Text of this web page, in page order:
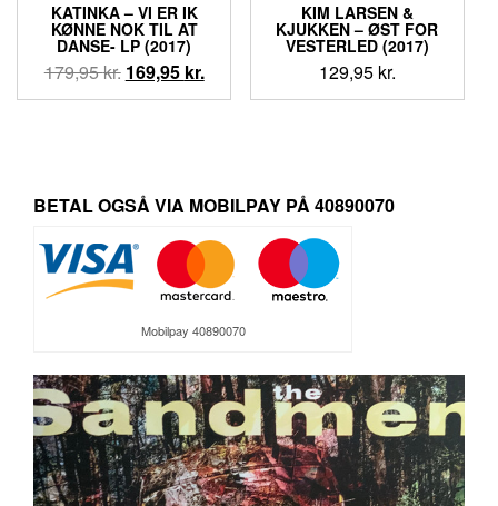
KATINKA – VI ER IK
KØNNE NOK TIL AT
DANSE- LP (2017)
179,95kr. Den
oprindelige
169,95 kr.Den
aktuelle
KIM LARSEN &
KJUKKEN – ØST FOR
VESTERLED (2017)
129,95 kr.
BETAL OGSÅ VIA MOBILPAY PÅ 40890070
Mobilpay 40890070